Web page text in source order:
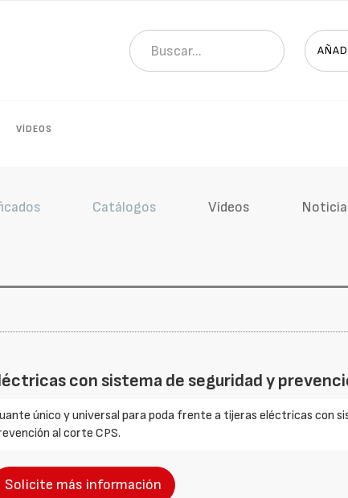
VÍDEOS
Catálogos Vídeos
con sistema de seguridad y
único y universal para poda frente a tijeras eléctricas con
al corte CPS.
Solicite más información